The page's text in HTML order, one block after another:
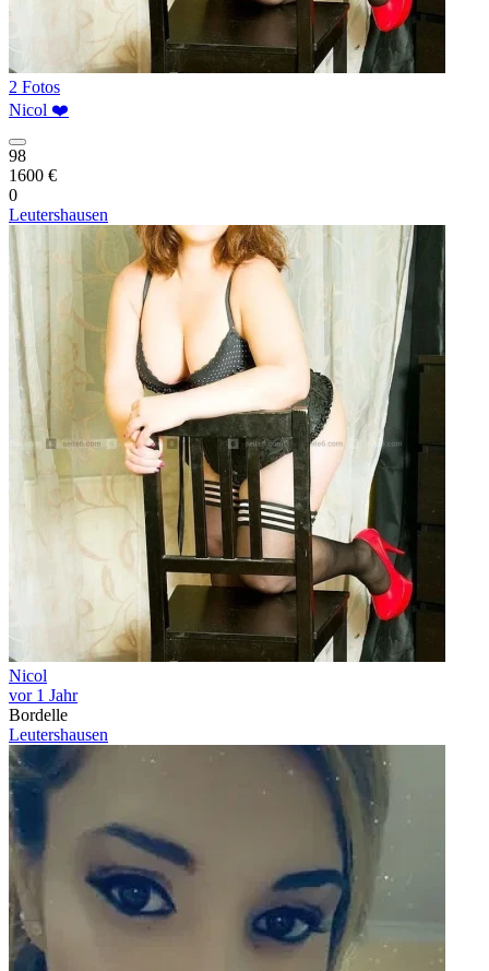
2 Fotos
Nicol ❤️
98
1600 €
0
Leutershausen
Nicol
vor 1 Jahr
Bordelle
Leutershausen